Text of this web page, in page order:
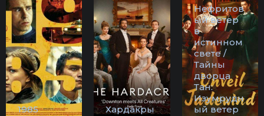
1985 Хардакры
Нефритов
ый ветер
в
истинном
свете /
Тайны
дворца
Тан:
Изумрудн
ый ветер